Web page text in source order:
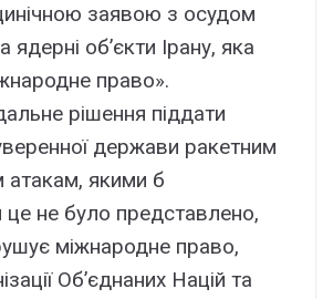
заявою з осудом
об’єкти Ірану, яка
право».
рішення піддати
держави ракетним
якими б
це не було представлено,
міжнародне право,
Об’єднаних Націй та